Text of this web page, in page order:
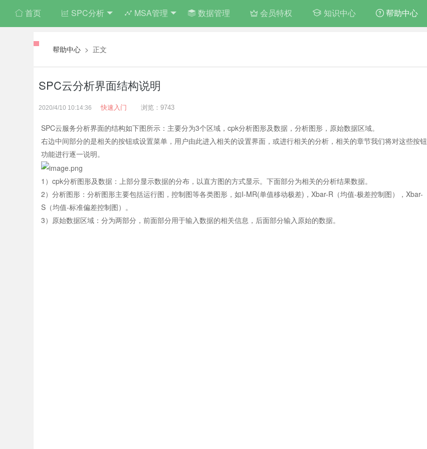
首页 SPC分析 MSA管理 数据管理 会员特权 知识中心 帮助中心
帮助中心 > 正文
SPC云分析界面结构说明
2020/4/10 10:14:36 快速入门 浏览：9743
SPC云服务分析界面的结构如下图所示：主要分为3个区域，cpk分析图形及数据，分析图形，原始数据区域。
右边中间部分的是相关的按钮或设置菜单，用户由此进入相关的设置界面，或进行相关的分析，相关的章节我们将对这些按钮
功能进行逐一说明。
1）cpk分析图形及数据：上部分显示数据的分布，以直方图的方式显示。下面部分为相关的分析结果数据。
2）分析图形：分析图形主要包括运行图，控制图等各类图形，如I-MR(单值移动极差)，Xbar-R（均值-极差控制图），Xbar-
S（均值-标准偏差控制图）。
3）原始数据区域：分为两部分，前面部分用于输入数据的相关信息，后面部分输入原始的数据。